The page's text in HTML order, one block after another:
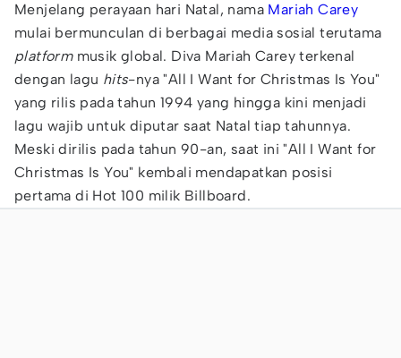
Menjelang perayaan hari Natal, nama Mariah Carey
mulai bermunculan di berbagai media sosial terutama
platform musik global. Diva Mariah Carey terkenal
dengan lagu hits-nya "All I Want for Christmas Is You"
yang rilis pada tahun 1994 yang hingga kini menjadi
lagu wajib untuk diputar saat Natal tiap tahunnya.
Meski dirilis pada tahun 90-an, saat ini "All I Want for
Christmas Is You" kembali mendapatkan posisi
pertama di Hot 100 milik Billboard.